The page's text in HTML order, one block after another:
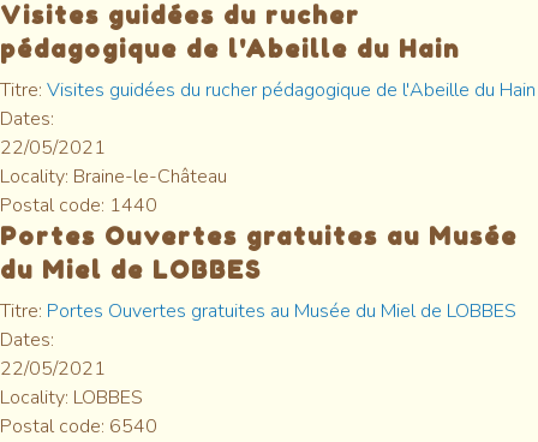
Visites guidées du rucher
pédagogique de l'Abeille du Hain
Titre: Visites guidées du rucher pédagogique de l'Abeille du Hain
Dates:
22/05/2021
Locality: Braine-le-Château
Postal code: 1440
Portes Ouvertes gratuites au Musée
du Miel de LOBBES
Titre: Portes Ouvertes gratuites au Musée du Miel de LOBBES
Dates:
22/05/2021
Locality: LOBBES
Postal code: 6540